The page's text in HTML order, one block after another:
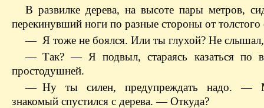
В развилке дерева, на высоте пары метров,
перекинувший ноги по разные стороны от толстого
— Я тоже не боялся. Или ты глухой? Не слышал,
— Так? — Я подвыл, стараясь казаться по
простодушней.
— Ну ты силен, предупреждать надо. —
знакомый спустился с дерева. — Откуда?